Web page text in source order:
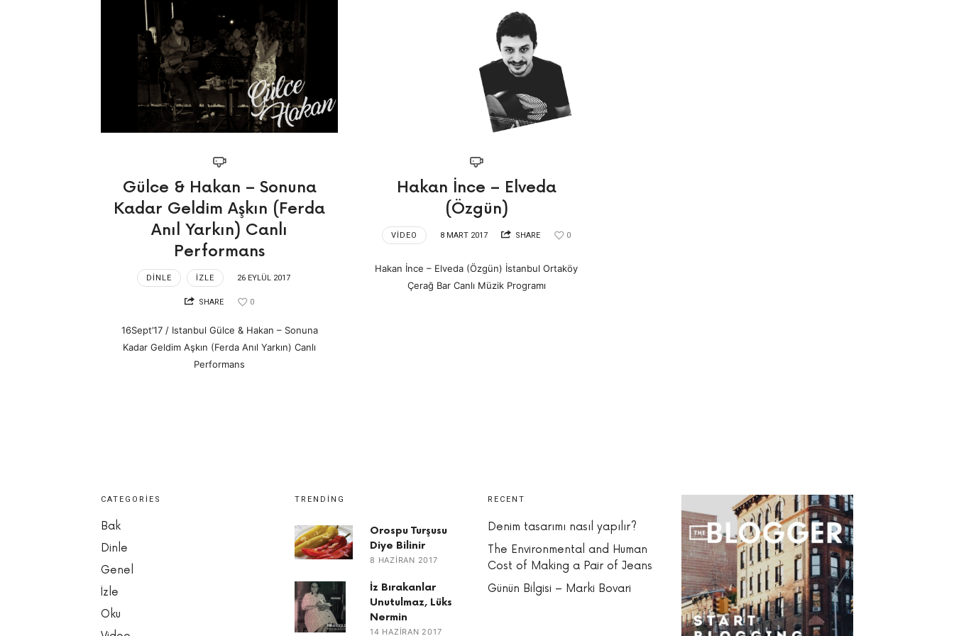
|
hakanince.com.tr
Gülce & Hakan – Sonuna
Kadar Geldim Aşkın (Ferda
Anıl Yarkın) Canlı
Performans
DINLE İZLE 26 EYLÜL 2017
SHARE 0
16Sept’17 / Istanbul Gülce & Hakan – Sonuna
Kadar Geldim Aşkın (Ferda Anıl Yarkın) Canlı
Performans
Hakan İnce – Elveda
(Özgün)
VIDEO 8 MART 2017 SHARE 0
Hakan İnce – Elveda (Özgün) İstanbul Ortaköy
Çerağ Bar Canlı Müzik Programı
CATEGORIES
Bak
Dinle
Genel
İzle
Oku
TRENDING
Orospu Turşusu
Diye Bilinir
8 HAZIRAN 2017
İz Bırakanlar
Unutulmaz, Lüks
Nermin
14 HAZIRAN 2017
RECENT
Denim tasarımı nasıl yapılır?
The Environmental and Human
Cost of Making a Pair of Jeans
Günün Bilgisi – Marki Bovari